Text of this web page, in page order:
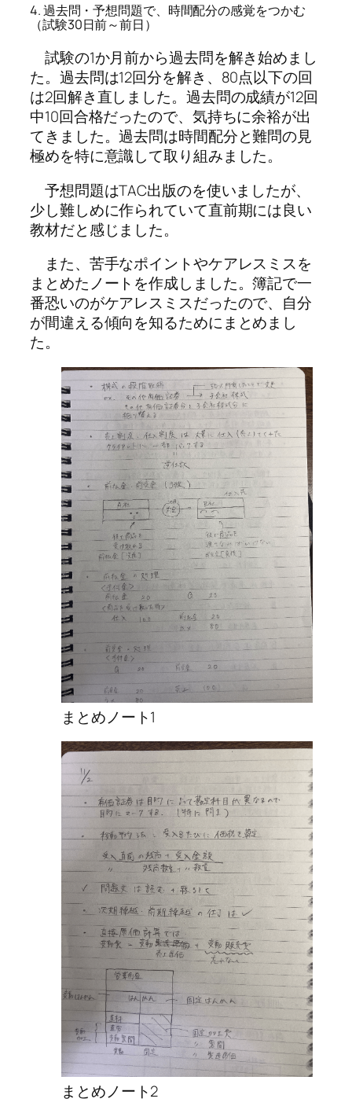
4. 過去問・予想問題で、時間配分の感覚をつかむ
（試験30日前～前日）
試験の1か月前から過去問を解き始めまし
た。過去問は12回分を解き、80点以下の回
は2回解き直しました。過去問の成績が12回
中10回合格だったので、気持ちに余裕が出
てきました。過去問は時間配分と難問の見
極めを特に意識して取り組みました。
予想問題はTAC出版のを使いましたが、
少し難しめに作られていて直前期には良い
教材だと感じました。
また、苦手なポイントやケアレスミスを
まとめたノートを作成しました。簿記で一
番恐いのがケアレスミスだったので、自分
が間違える傾向を知るためにまとめまし
た。
まとめノート1
まとめノート2